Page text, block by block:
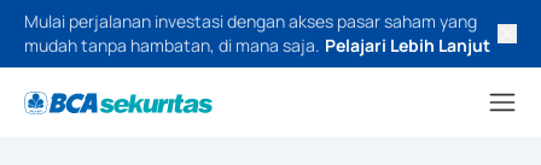
Mulai perjalanan investasi dengan akses pasar saham yang
mudah tanpa hambatan, di mana saja. Pelajari Lebih Lanjut